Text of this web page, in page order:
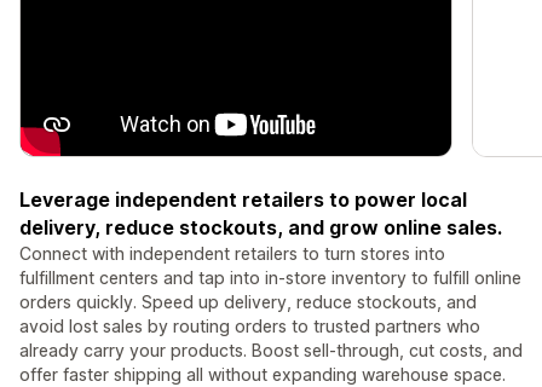
Leverage independent retailers to power local
delivery, reduce stockouts, and grow online sales.
Connect with independent retailers to turn stores into
fulfillment centers and tap into in-store inventory to fulfill online
orders quickly. Speed up delivery, reduce stockouts, and
avoid lost sales by routing orders to trusted partners who
already carry your products. Boost sell-through, cut costs, and
offer faster shipping all without expanding warehouse space.